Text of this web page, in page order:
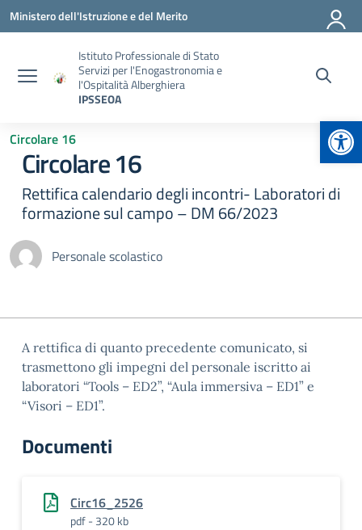
Vai ai contenuti
Vai al menu di navigazione
Vai al footer
Ministero dell'Istruzione e del Merito
Istituto Professionale di Stato
Servizi per l'Enogastronomia e
l'Ospitalità Alberghiera
IPSSEOA
Circolare 16
Circolare 16
Rettifica calendario degli incontri- Laboratori di
formazione sul campo – DM 66/2023
Personale scolastico
A rettifica di quanto precedente comunicato, si
trasmettono gli impegni del personale iscritto ai
laboratori “Tools – ED2”, “Aula immersiva – ED1” e
“Visori – ED1”.
Documenti
Circ16_2526
pdf - 320 kb